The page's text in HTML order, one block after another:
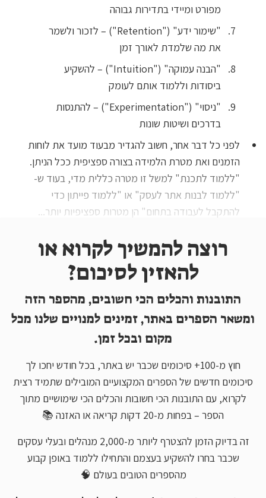
מפורט ומיידי בתדירות גבוהה
"שימור ידע" ("Retention") – לזכור ולשמר
את מה שלמדת לאורך זמן
"הבנה עמוקה" ("Intuition") – להשקיע
ביסודות וללמוד אותם לעומק
"ניסוי" ("Experimentation") – להתנסות
בדרכים ושיטות שונות
לפני כל דבר אחר, חשוב להגדיר מבעוד מועד את לוחות
הזמנים ואת מטרת הלמידה בצורה ספציפית ככל הניתן.
"ללמוד לתכנת" למשל זו מטרה כללית מדי, בעוד ש-
"ללמוד לבנות אתר לעסק" או "ללמוד פייתון כדי
להתקבל לעבודה בתחום" הן מטרות ספציפיות יותר...
רוצה להמשיך לקרוא או
להאזין לסיכום?
התובנות והכלים הכי חשובים, מהספר הזה
ומשאר הספרים באתר, זמינים למנויים שלנו מכל
מקום ובכל זמן.
חוץ מ-100+ סיכומים שכבר יש באתר, בכל חודש יחכו לך
סיכומים חדשים של הספרים המקצועיים המובילים שתמיד רצית
לקרוא, עם התובנות הכי חשובות והכלים הכי שימושיים מתוך
הספר – בפחות מ-20 דקות קריאה או האזנה 📚
זה בדיוק הזמן להצטרף ליותר מ-2,000 מנהלים ובעלי עסקים
שכבר בחרו להשקיע בעצמם והתחילו ללמוד באופן קבוע
מהספרים הטובים בעולם 🧠